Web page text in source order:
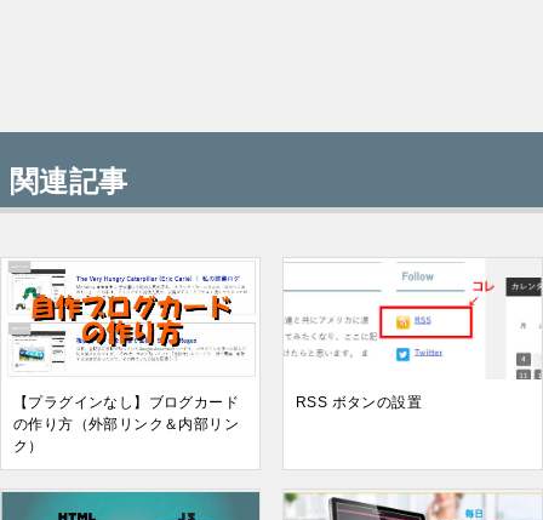
関連記事
【プラグインなし】ブログカード
の作り方（外部リンク＆内部リン
ク）
RSS ボタンの設置